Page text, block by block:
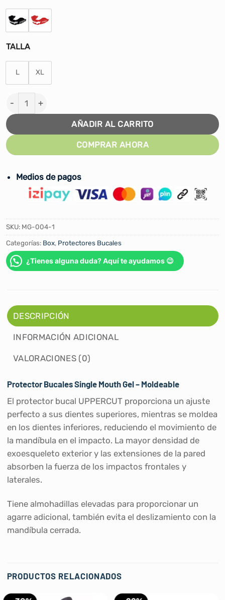
TALLA
L XL
PROTECTOR BUCAL UPPERCUT SINGLE #UPP-MG-
AÑADIR AL CARRITO
COMPRAR AHORA
Medios de pagos
SKU: MG-004-1
Categorías: Box, Protectores Bucales
¿Tienes alguna duda? Aquí te ayudamos 😉
DESCRIPCIÓN
INFORMACIÓN ADICIONAL
VALORACIONES (0)
Protector Bucales Single Mouth Gel – Moldeable
El protector bucal UPPERCUT proporciona un ajuste
perfecto a sus dientes superiores, mientras se moldea
en los dientes inferiores, reduciendo el movimiento de
la mandíbula en el impacto. La mayor densidad de
exoesqueleto exterior y las extensiones de la pared
absorben la fuerza de los impactos frontales y
laterales.
Tiene almohadillas elevadas para proporcionar un
agarre adicional, también evita el deslizamiento con la
mandíbula cerrada.
PRODUCTOS RELACIONADOS